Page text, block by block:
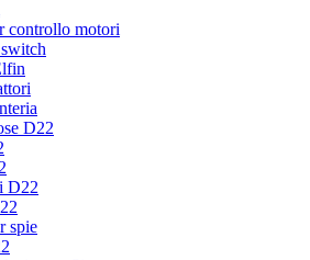
controllo motori
D22
D22
spie